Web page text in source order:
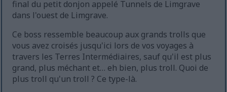
final du petit donjon appelé Tunnels de Limgrave
dans l'ouest de Limgrave.
Ce boss ressemble beaucoup aux grands trolls que
vous avez croisés jusqu'ici lors de vos voyages à
travers les Terres Intermédiaires, sauf qu'il est plus
grand, plus méchant et… eh bien, plus troll. Quoi de
plus troll qu'un troll ? Ce type-là.